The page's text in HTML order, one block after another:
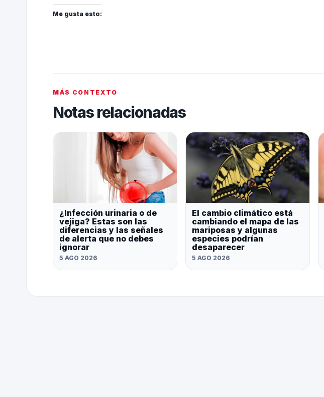
Me gusta esto:
MÁS CONTEXTO
Notas relacionadas
¿Infección urinaria o de
vejiga? Estas son las
diferencias y las señales
de alerta que no debes
ignorar
5 AGO 2026
El cambio climático está
cambiando el mapa de las
mariposas y algunas
especies podrían
desaparecer
5 AGO 2026